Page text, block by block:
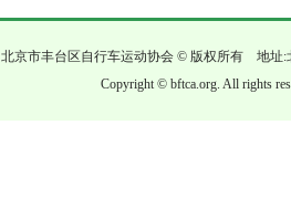
北京市丰台区自行车运动协会 © 版权所有 地址:
Copyright © bftca.org. All rights